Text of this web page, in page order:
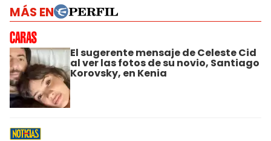
MÁS EN
El sugerente mensaje de Celeste Cid
al ver las fotos de su novio, Santiago
Korovsky, en Kenia